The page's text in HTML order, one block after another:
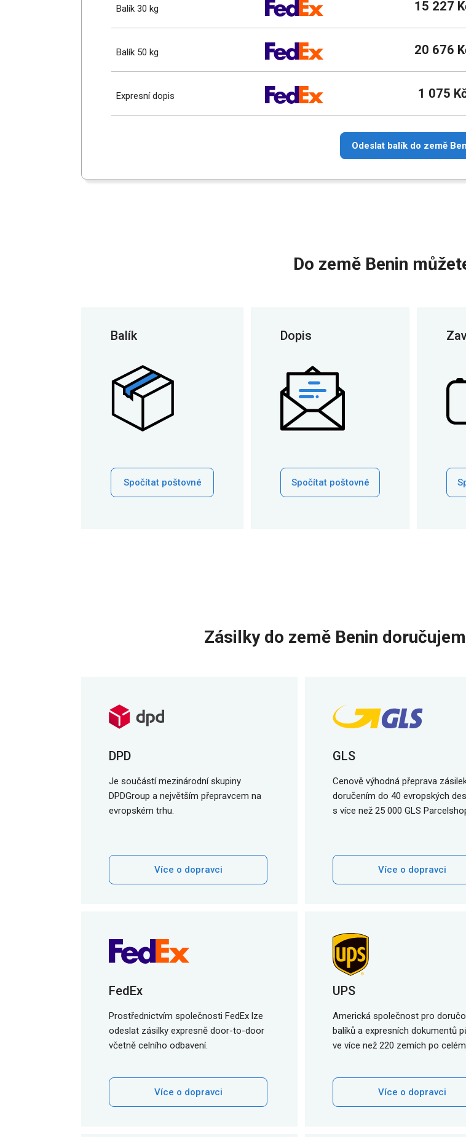
Balík 30 kg 15 227
Balík 50 kg 20 676
Expresní dopis 1 075
Odeslat balík do země
Do země Benin
Balík
Spočítat poštovné
Dopis
Spočítat poštovné
Zásilky do země Benin
DPD
Je součástí mezinárodní skupiny
DPDGroup a největším přepravcem na
evropském trhu.
Více o dopravci
GLS
Cenově výhodná přeprava
doručením do 40 evropských
s více než 25 000 GLS
Více o dopravci
FedEx
Prostřednictvím společnosti FedEx lze
odeslat zásilky expresně door-to-door
včetně celního odbavení.
Více o dopravci
UPS
Americká společnost pro
balíků a expresních dokumentů
ve více než 220 zemích po
Více o dopravci